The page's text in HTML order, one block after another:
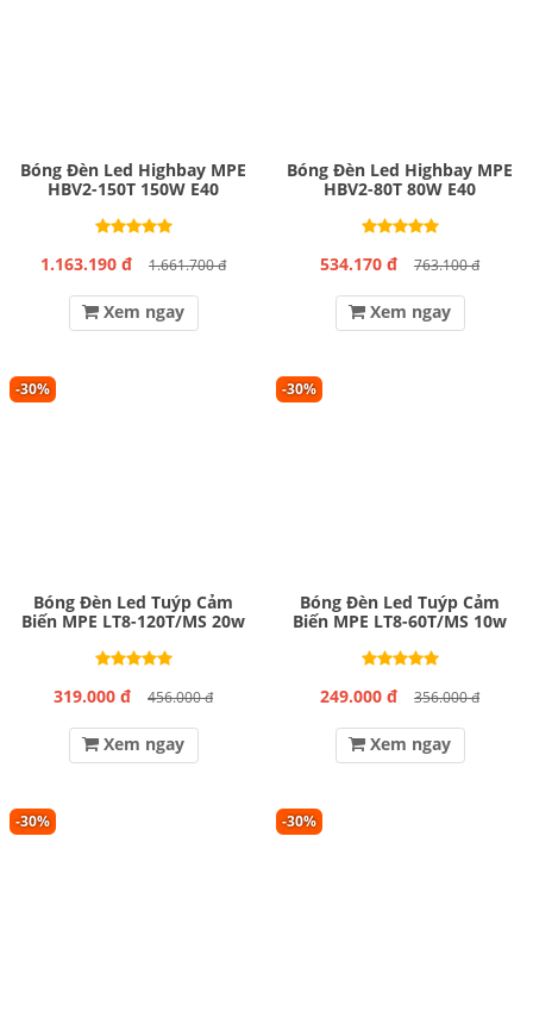
Bóng Đèn Led Highbay MPE
HBV2-150T 150W E40
1.163.190 đ 1.661.700 đ
Xem ngay
Bóng Đèn Led Highbay MPE
HBV2-80T 80W E40
534.170 đ 763.100 đ
Xem ngay
-30%
Bóng Đèn Led Tuýp Cảm
Biến MPE LT8-120T/MS 20w
319.000 đ 456.000 đ
Xem ngay
-30%
Bóng Đèn Led Tuýp Cảm
Biến MPE LT8-60T/MS 10w
249.000 đ 356.000 đ
Xem ngay
-30% -30%